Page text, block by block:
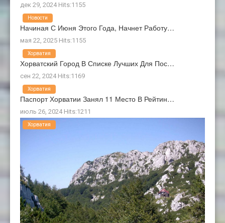
дек 29, 2024 Hits:1155
Начиная С Июня Этого Года, Начнет Работу…
мая 22, 2025 Hits:1155
Новости
Хорватский Город В Списке Лучших Для Пос…
сен 22, 2024 Hits:1169
Хорватия
Паспорт Хорватии Занял 11 Место В Рейтин…
июль 26, 2024 Hits:1211
Хорватия
Хорватия